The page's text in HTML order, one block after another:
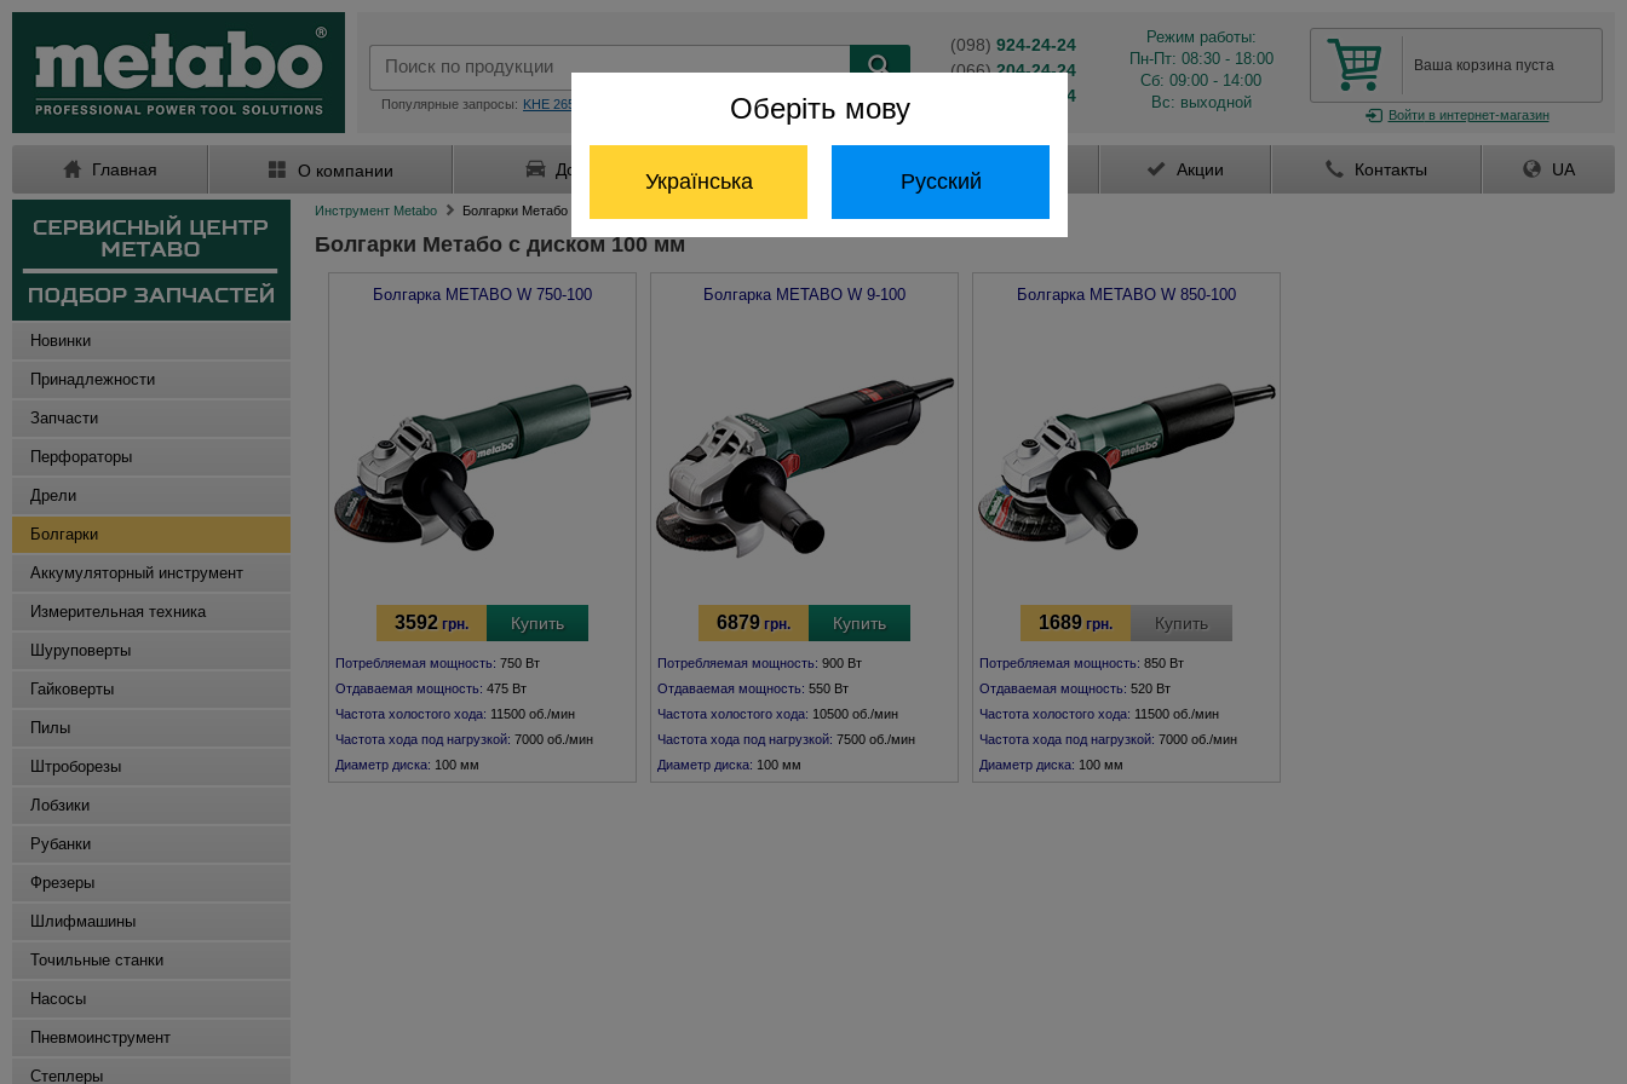
Оберіть мову
Українська Русский
Популярные запросы: KHE 2650
(098) 924-24-24
(066) 204-24-24
824-24-24
Режим работы:
Пн-Пт: 08:30 - 18:00
Сб: 09:00 - 14:00
Вс: выходной
Ваша корзина пуста
Войтив интернет-магазин
Главная О компании Доставка и оплата Гарантия и сервис Акции Контакты UA
Новинки
Принадлежности
Запчасти
Перфораторы
Дрели
Болгарки
Аккумуляторный инструмент
Измерительная техника
Шуруповерты
Гайковерты
Пилы
Штроборезы
Лобзики
Рубанки
Фрезеры
Шлифмашины
Точильные станки
Насосы
Пневмоинструмент
Степлеры
Инструмент Metabo Болгарки Метабо с диском 100 мм
Болгарки Метабо с диском 100 мм
Болгарка METABO W 750-100
3592 грн. Купить
Потребляемая мощность: 750 Вт
Отдаваемая мощность: 475 Вт
Частота холостого хода: 11500 об./мин
Частота хода под нагрузкой: 7000 об./мин
Диаметр диска: 100 мм
Болгарка METABO W 9-100
6879 грн. Купить
Потребляемая мощность: 900 Вт
Отдаваемая мощность: 550 Вт
Частота холостого хода: 10500 об./мин
Частота хода под нагрузкой: 7500 об./мин
Диаметр диска: 100 мм
Болгарка METABO W 850-100
1689 грн. Купить
Потребляемая мощность: 850 Вт
Отдаваемая мощность: 520 Вт
Частота холостого хода: 11500 об./мин
Частота хода под нагрузкой: 7000 об./мин
Диаметр диска: 100 мм